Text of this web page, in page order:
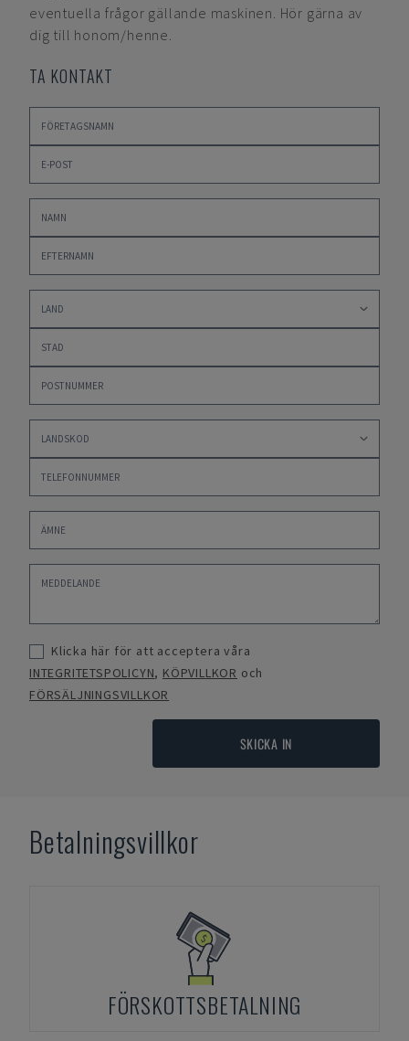
eventuella frågor gällande maskinen. Hör gärna av
dig till honom/henne.
TA KONTAKT
Klicka här för att acceptera våra
INTEGRITETSPOLICYN, KÖPVILLKOR och
FÖRSÄLJNINGSVILLKOR
SKICKA IN
Betalningsvillkor
FÖRSKOTTSBETALNING